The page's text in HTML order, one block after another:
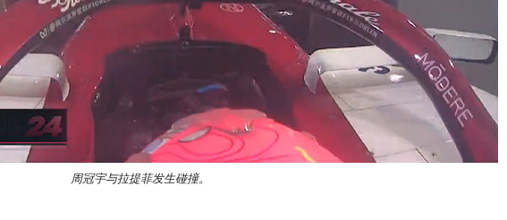
周冠宇与拉提菲发生碰撞。